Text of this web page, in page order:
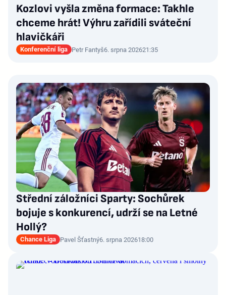
Kozlovi vyšla změna formace: Takhle
chceme hrát! Výhru zařídili sváteční
hlavičkáři
Konferenční liga Petr Fantyš6. srpna 202621:35
Střední záložníci Sparty: Sochůrek
bojuje s konkurencí, udrží se na Letné
Hollý?
Chance Liga Pavel Šťastný6. srpna 202618:00